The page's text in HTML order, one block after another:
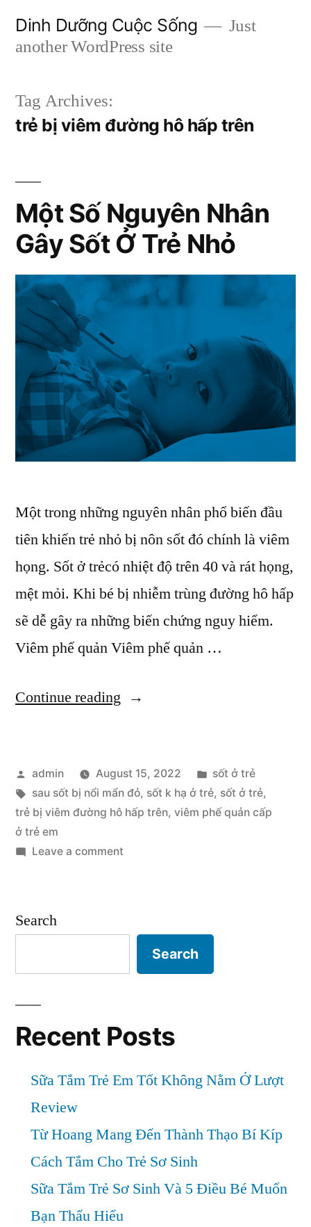
Dinh Dưỡng Cuộc Sống
Just
another WordPress site
Tag Archives:
trẻ bị viêm đường hô hấp trên
Một Số Nguyên Nhân
Gây Sốt Ở Trẻ Nhỏ
Một trong những nguyên nhân phổ biến đầu
tiên khiến trẻ nhỏ bị nôn sốt đó chính là viêm
họng. Sốt ở trẻcó nhiệt độ trên 40 và rát họng,
mệt mỏi. Khi bé bị nhiễm trùng đường hô hấp
sẽ dễ gây ra những biến chứng nguy hiểm.
Viêm phế quản Viêm phế quản …
Continue reading “Một
Nhân
Gây
Ở
Posted
by
admin August 15, 2022
Posted
in
sốt ở trẻ
Tags:
sau sốt bị nổi mẩn đỏ, sốt k hạ ở trẻ, sốt ở trẻ,
trẻ bị viêm đường hô hấp trên, viêm phế quản cấp
ở trẻ em
Leave a commenton
Search
Search
Recent Posts
Sữa Tắm Trẻ Em Tốt Không Nằm Ở Lượt
Review
Từ Hoang Mang Đến Thành Thạo Bí Kíp
Cách Tắm Cho Trẻ Sơ Sinh
Sữa Tắm Trẻ Sơ Sinh Và 5 Điều Bé Muốn
Bạn Thấu Hiểu